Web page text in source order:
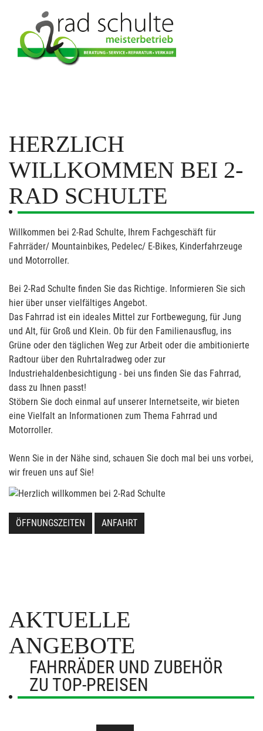
HERZLICH
WILLKOMMEN BEI 2-
RAD SCHULTE
Willkommen bei 2-Rad Schulte, Ihrem Fachgeschäft für
Fahrräder/ Mountainbikes, Pedelec/ E-Bikes, Kinderfahrzeuge
und Motorroller.
Bei 2-Rad Schulte finden Sie das Richtige. Informieren Sie sich
hier über unser vielfältiges Angebot.
Das Fahrrad ist ein ideales Mittel zur Fortbewegung, für Jung
und Alt, für Groß und Klein. Ob für den Familienausflug, ins
Grüne oder den täglichen Weg zur Arbeit oder die ambitionierte
Radtour über den Ruhrtalradweg oder zur
Industriehaldenbesichtigung - bei uns finden Sie das Fahrrad,
dass zu Ihnen passt!
Stöbern Sie doch einmal auf unserer Internetseite, wir bieten
eine Vielfalt an Informationen zum Thema Fahrrad und
Motorroller.
Wenn Sie in der Nähe sind, schauen Sie doch mal bei uns vorbei,
wir freuen uns auf Sie!
ÖFFNUNGSZEITEN ANFAHRT
AKTUELLE
ANGEBOTE
FAHRRÄDER UND ZUBEHÖR
ZU TOP-PREISEN